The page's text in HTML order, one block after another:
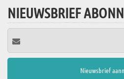
NIEUWSBRIEF